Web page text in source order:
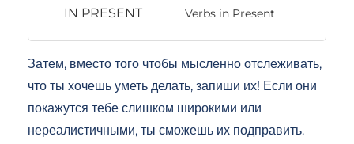
Verbs in Present
Затем, вместо того чтобы мысленно отслеживать,
что ты хочешь уметь делать, запиши их! Если они
покажутся тебе слишком широкими или
нереалистичными, ты сможешь их подправить.